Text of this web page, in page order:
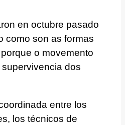
en octubre pasado
como son as formas
o movemento
dos
entre los
los técnicos de